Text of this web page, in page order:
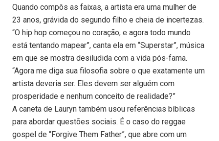
Quando compôs as faixas, a artista era uma mulher de
23 anos, grávida do segundo filho e cheia de incertezas.
“O hip hop começou no coração, e agora todo mundo
está tentando mapear”, canta ela em “Superstar”, música
em que se mostra desiludida com a vida pós-fama.
“Agora me diga sua filosofia sobre o que exatamente um
artista deveria ser. Eles devem ser alguém com
prosperidade e nenhum conceito de realidade?”
A caneta de Lauryn também usou referências bíblicas
para abordar questões sociais. É o caso do reggae
gospel de “Forgive Them Father”, que abre com um